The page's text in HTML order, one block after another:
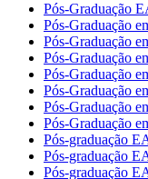
Pós-Graduação
Pós-Graduação
Pós-Graduação
Pós-Graduação
Pós-Graduação
Pós-Graduação
Pós-Graduação
Pós-Graduação
Pós-graduação
Pós-graduação
Pós-graduação